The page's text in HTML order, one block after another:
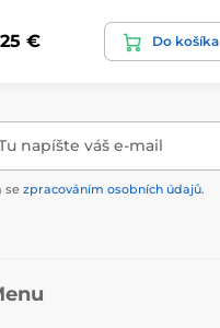
€ Do košíka
napíšte váš e-mail
se zpracováním osobních údajů.